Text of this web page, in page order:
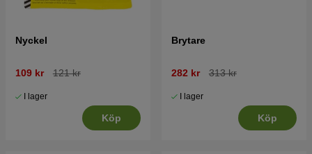
Nyckel
109 kr 121 kr
I lager
Köp
Brytare
282 kr 313 kr
I lager
Köp